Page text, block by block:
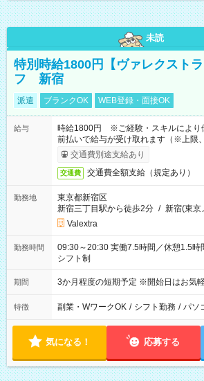
未読
特別時給1800円【ヴァレクスト
フ 新宿
派遣 ブランクOK WEB登録・面接OK
給与
時給1800円 ※ご経験・スキルにより
前払いで給与が受け取れます（※上限
交通費別途支給あり
交通費 交通費全額支給（規定あり）
勤務地
東京都新宿区
新宿三丁目駅から徒歩2分 / 新宿(東京
Valextra
勤務時間
09:30～20:30 実働7.5時間／休憩1.5時間 営業時間に合わせた
シフト制
期間 3か月程度の短期予定 ※開始日はお気
特徴 副業・WワークOK / シフト勤務 / パソ
気になる！ 応募する